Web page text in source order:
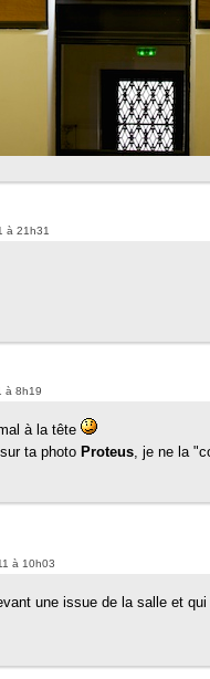
à 21h31
à 8h19
à la tête
ta photo Proteus, je ne la
à 10h03
une issue de la salle et